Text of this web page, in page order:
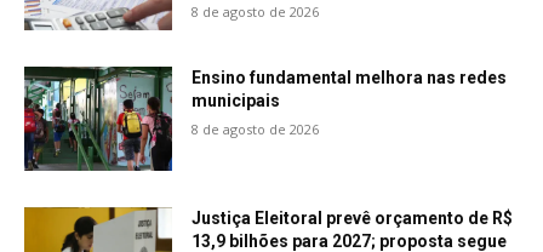
8 de agosto de 2026
Ensino fundamental melhora nas redes
municipais
8 de agosto de 2026
Justiça Eleitoral prevê orçamento de R$
13,9 bilhões para 2027; proposta segue